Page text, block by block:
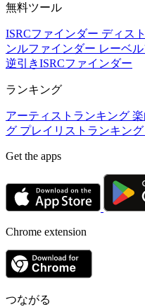
無料ツール
ISRCファインダー ディス
ンルファインダー レーベ
逆引きISRCファインダー
ランキング
アーティストランキング
グ プレイリストランキング
Get the apps
Chrome extension
つながる